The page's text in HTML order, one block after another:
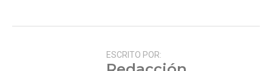
ESCRITO POR: